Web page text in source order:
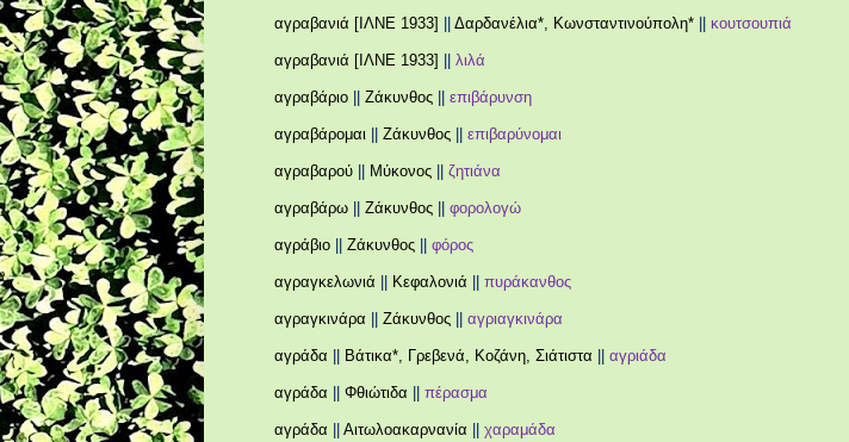
αγραβανιά [ΙΛΝΕ 1933] || Δαρδανέλια*, Κωνσταντινούπολη*|| κουτσουπιά
αγραβανιά [ΙΛΝΕ 1933] || λιλά
αγραβάριο|| Ζάκυνθος|| επιβάρυνση
αγραβάρομαι || Ζάκυνθος|| επιβαρύνομαι
αγραβαρού|| Μύκονος|| ζητιάνα
αγραβάρω|| Ζάκυνθος|| φορολογώ
αγράβιο|| Ζάκυνθος|| φόρος
αγραγκελωνιά || Κεφαλονιά || πυράκανθος
αγραγκινάρα || Ζάκυνθος|| αγριαγκινάρα
αγράδα || Βάτικα*, Γρεβενά, Κοζάνη, Σιάτιστα || αγριάδα
αγράδα || Φθιώτιδα || πέρασμα
αγράδα || Αιτωλοακαρνανία || χαραμάδα